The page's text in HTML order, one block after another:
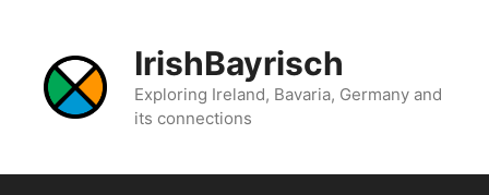
springen
IrishBayrisch
Exploring Ireland, Bavaria, Germany and
its connections